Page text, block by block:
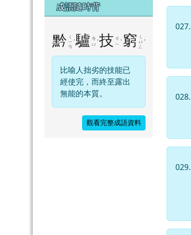
成語隨時背
黔 ㄑ
ㄧ
ㄢ
ˊ驢 ㄌ
ㄩ ˊ技 ㄐ
ㄧ ˋ窮 ㄑ
ㄩ
ㄥ
ˊ
比喻人拙劣的技能已
經使完，而終至露出
無能的本質。
觀看完整成語資料
027.
028.
029.